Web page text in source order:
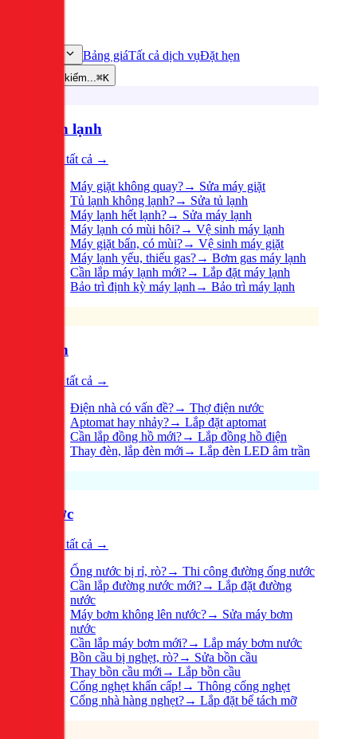
Bảng giáTất cả dịch vụĐặt hẹn
Tìm kiếm...⌘K
Điện lạnh
Xem tất cả →
Máy giặt không quay?→ Sửa máy giặt
Tủ lạnh không lạnh?→ Sửa tủ lạnh
Máy lạnh hết lạnh?→ Sửa máy lạnh
Máy lạnh có mùi hôi?→ Vệ sinh máy lạnh
Máy giặt bẩn, có mùi?→ Vệ sinh máy giặt
Máy lạnh yếu, thiếu gas?→ Bơm gas máy lạnh
Cần lắp máy lạnh mới?→ Lắp đặt máy lạnh
Bảo trì định kỳ máy lạnh→ Bảo trì máy lạnh
Điện
Xem tất cả →
Điện nhà có vấn đề?→ Thợ điện nước
Aptomat hay nhảy?→ Lắp đặt aptomat
Cần lắp đồng hồ mới?→ Lắp đồng hồ điện
Thay đèn, lắp đèn mới → Lắp đèn LED âm trần
Nước
Xem tất cả →
Ống nước bị rỉ, rò?→ Thi công đường ống nước
Cần lắp đường nước mới?→ Lắp đặt đường
nước
Máy bơm không lên nước?→ Sửa máy bơm
nước
Cần lắp máy bơm mới?→ Lắp máy bơm nước
Bồn cầu bị nghẹt, rò?→ Sửa bồn cầu
Thay bồn cầu mới → Lắp bồn cầu
Cống nghẹt khẩn cấp! → Thông cống nghẹt
Cống nhà hàng nghẹt?→ Lắp đặt bể tách mỡ